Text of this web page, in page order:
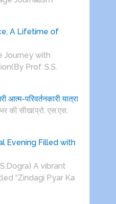
A Lifetime of
Journey with
Prof. S.S.
आत्म-परिवर्तनकारी यात्रा
की सीख(प्रो. एस.एस.
Evening Filled with
A vibrant
“Zindagi Pyar Ka